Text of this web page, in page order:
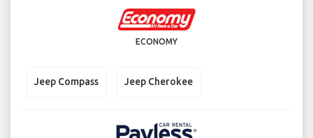
ECONOMY
Jeep Compass Jeep Cherokee